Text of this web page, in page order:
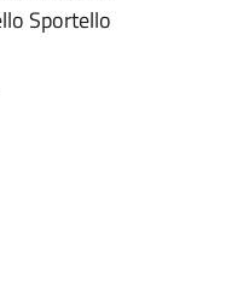
Sportello